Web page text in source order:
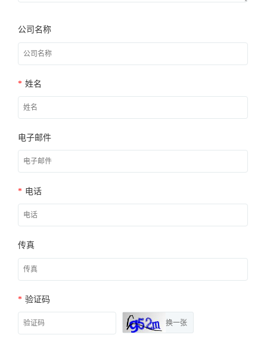
公司名称
* 姓名
电子邮件
* 电话
传真
* 验证码
换一张